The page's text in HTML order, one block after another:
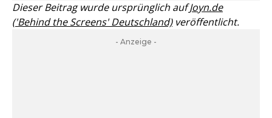
Dieser Beitrag wurde ursprünglich aufJoyn.de
('Behind the Screens' Deutschland)veröffentlicht.
- Anzeige -